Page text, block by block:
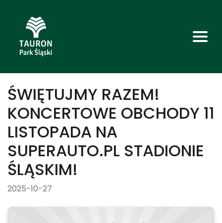
ŚWIĘTUJMY RAZEM!
KONCERTOWE OBCHODY 11
LISTOPADA NA
SUPERAUTO.PL STADIONIE
ŚLĄSKIM!
2025-10-27